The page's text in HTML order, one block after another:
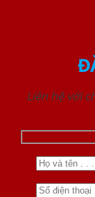
Liên hệ với